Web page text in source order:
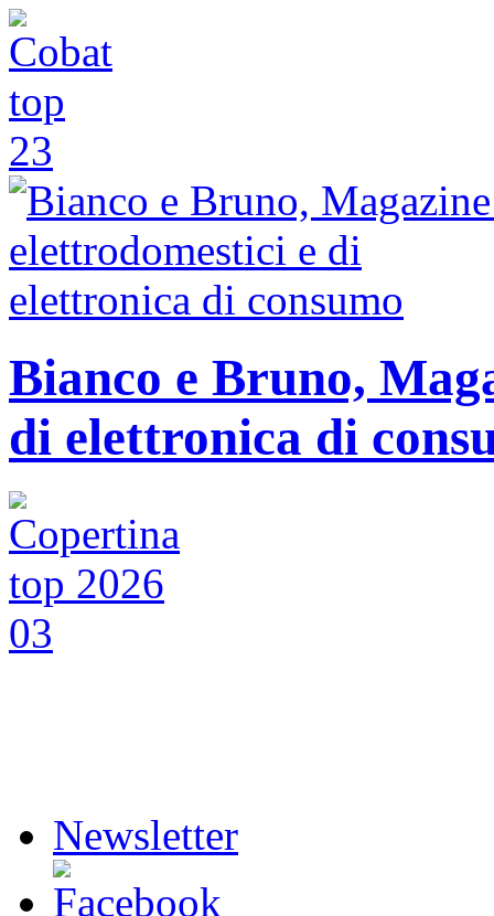
Bianco e Bruno,
di elettronica di
Newsletter